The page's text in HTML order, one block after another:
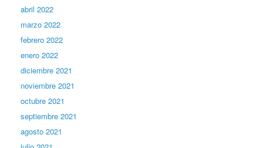
abril 2022
marzo 2022
febrero 2022
enero 2022
diciembre 2021
noviembre 2021
octubre 2021
septiembre 2021
agosto 2021